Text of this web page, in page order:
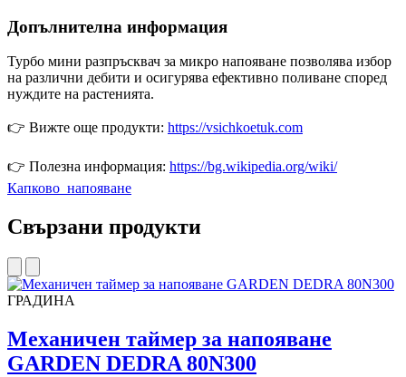
Допълнителна информация
Турбо мини разпръсквач за микро напояване позволява избор
на различни дебити и осигурява ефективно поливане според
нуждите на растенията.
👉 Вижте още продукти: https://vsichkoetuk.com
👉 Полезна информация: https://bg.wikipedia.org/wiki/
Капково_напояване
Свързани продукти
ГРАДИНА
Механичен таймер за напояване
GARDEN DEDRA 80N300